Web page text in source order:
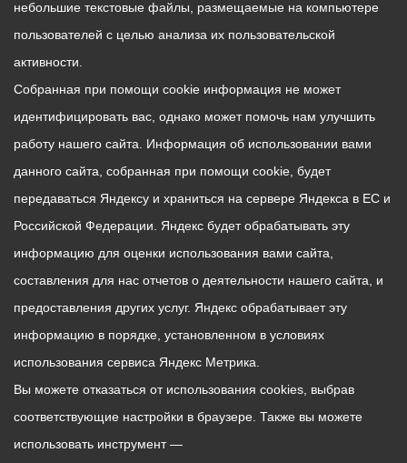
небольшие текстовые файлы, размещаемые на компьютере
пользователей с целью анализа их пользовательской
активности.
Собранная при помощи cookie информация не может
идентифицировать вас, однако может помочь нам улучшить
работу нашего сайта. Информация об использовании вами
данного сайта, собранная при помощи cookie, будет
передаваться Яндексу и храниться на сервере Яндекса в ЕС и
Российской Федерации. Яндекс будет обрабатывать эту
информацию для оценки использования вами сайта,
составления для нас отчетов о деятельности нашего сайта, и
предоставления других услуг. Яндекс обрабатывает эту
информацию в порядке, установленном в условиях
использования сервиса Яндекс Метрика.
Вы можете отказаться от использования cookies, выбрав
соответствующие настройки в браузере. Также вы можете
использовать инструмент —